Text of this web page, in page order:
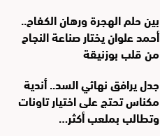
بين حلم الهجرة ورهان الكفاح..
أحمد علوان يختار صناعة النجاح
من قلب بوزنيقة
جدل يرافق نهائي السد.. أندية
مكناس تحتج على اختيار تاونات
وتطالب بملعب أكثر…